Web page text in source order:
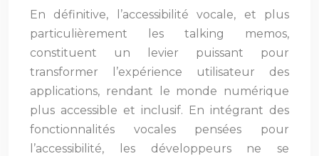
En définitive, l’accessibilité vocale, et plus
particulièrement les talking memos,
constituent un levier puissant pour
transformer l’expérience utilisateur des
applications, rendant le monde numérique
plus accessible et inclusif. En intégrant des
fonctionnalités vocales pensées pour
l’accessibilité, les développeurs ne se